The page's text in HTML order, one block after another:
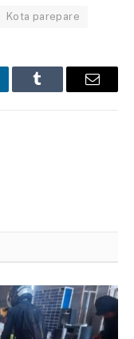
Kota parepare
Tumblr Email